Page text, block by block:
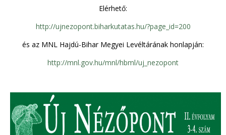
Elérhető:
http://ujnezopont.biharkutatas.hu/?page_id=200
és az MNL Hajdú-Bihar Megyei Levéltárának honlapján:
http://mnl.gov.hu/mnl/hbml/uj_nezopont